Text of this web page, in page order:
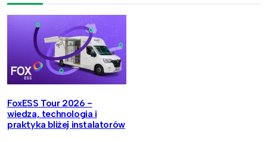
FoxESS Tour 2026 -
wiedza, technologia i
praktyka bliżej instalatorów